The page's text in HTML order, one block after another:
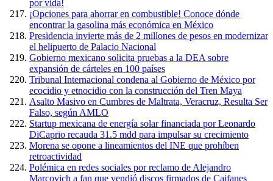
por vida!
¡Opciones para ahorrar en combustible! Conoce dónde
encontrar la gasolina más económica en México
Presidencia invierte más de 2 millones de pesos en modernizar
el helipuerto de Palacio Nacional
Gobierno mexicano solicita pruebas a la DEA sobre
expansión de cárteles en 100 países
Tribunal Internacional condena al Gobierno de México por
ecocidio y etnocidio con la construcción del Tren Maya
Asalto Masivo en Cumbres de Maltrata, Veracruz, Resulta Ser
Falso, según AMLO
Startup mexicana de energía solar financiada por Leonardo
DiCaprio recauda 31.5 mdd para impulsar su crecimiento
Morena se opone a lineamientos del INE que prohíben
retroactividad
Polémica en redes sociales por reclamo de Alejandro
Marcovich a fan que vendió discos firmados de Caifanes